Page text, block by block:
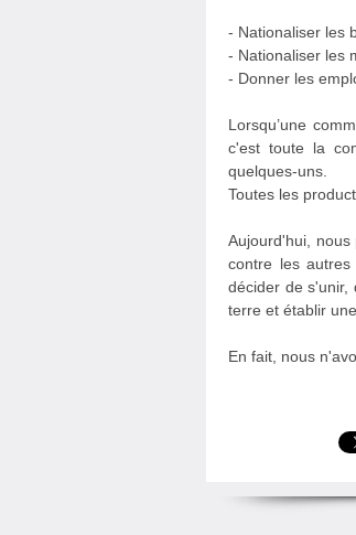
- Nationaliser les
- Nationaliser les
- Donner les
Lorsqu’une
c'est toute la
quelques-uns.
Toutes les
Aujourd'hui, nous
contre les
décider de s'unir,
terre et établir
En fait, nous